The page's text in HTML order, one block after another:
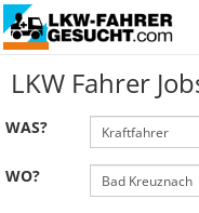
LKW Fahrer
WAS?
WO?